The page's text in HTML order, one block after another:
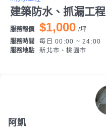
建築防水、抓漏工程
服務報價 $1,000 /坪
服務時間
每日 00:00 ~ 24:00
服務地點
新北市、桃園市
阿凱